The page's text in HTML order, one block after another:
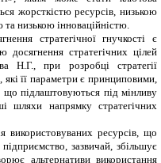
жорсткістю ресурсів, низькою
та низькою інноваційністю.
стратегічної гнучкості є
досягнення стратегічних цілей
Н.Г., при розробці стратегії
її параметри є принциповими,
підлаштовуються під мінливу
шляхи напрямку стратегічних
використовуваних ресурсів, що
зазвичай, збільшує
альтернативи використання